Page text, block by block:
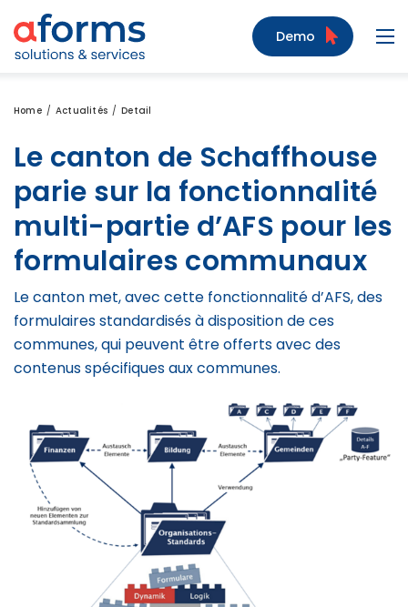
Zum Inhalt
Zum Menü
Zur Suche
Demo
Home Actualités Detail
Le canton de Schaffhouse
parie sur la fonctionnalité
multi-partie d’AFS pour les
formulaires communaux
Le canton met, avec cette fonctionnalité d’AFS, des
formulaires standardisés à disposition de ces
communes, qui peuvent être offerts avec des
contenus spécifiques aux communes.